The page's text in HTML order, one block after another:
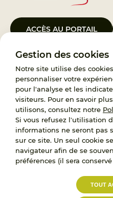
Gestion des cookies
Notre site utilise des
personnaliser votre
pour l'analyse et les
visiteurs. Pour en savoir
utilisons, consultez notre
Si vous refusez l'utilisation
informations ne seront pas
sur ce site. Un seul cookie
navigateur afin de se
préférences (il sera
TOUT
ACCÈS AU PORTAIL
Le Groupement d’Intérêt Public
janvier 2023, a pour objet
119, d’accompagnement des
demandes d’accès aux origines
Protégée est également un
l’ensemble des professionnels,
politique publique à travers le
nationaux.
L’État, les
service de la
l’enfance.